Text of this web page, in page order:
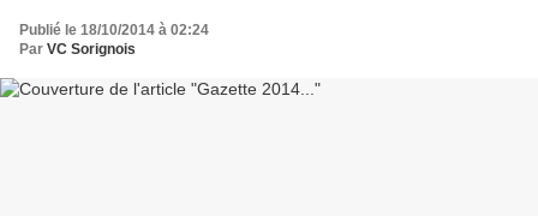
Publié le 18/10/2014 à 02:24
Par VC Sorignois